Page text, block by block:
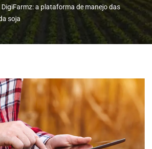
DigiFarmz: a plataforma de manejo das
soja